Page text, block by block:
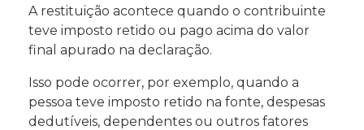
A restituição acontece quando o contribuinte
teve imposto retido ou pago acima do valor
final apurado na declaração.
Isso pode ocorrer, por exemplo, quando a
pessoa teve imposto retido na fonte, despesas
dedutíveis, dependentes ou outros fatores